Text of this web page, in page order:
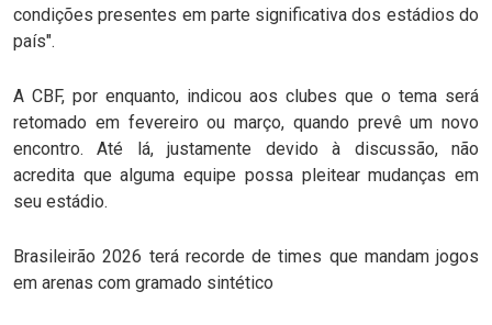
condições presentes em parte significativa dos estádios do
país".
A CBF, por enquanto, indicou aos clubes que o tema será
retomado em fevereiro ou março, quando prevê um novo
encontro. Até lá, justamente devido à discussão, não
acredita que alguma equipe possa pleitear mudanças em
seu estádio.
Brasileirão 2026 terá recorde de times que mandam jogos
em arenas com gramado sintético